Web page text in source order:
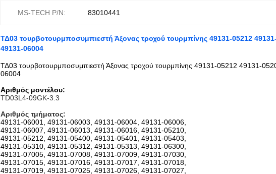
MS-TECH P/N: 83010441
ΤΔ03 τουρβοτουρμποσυμπιεστή Άξονας τροχού τουρμπίνης 49131-05212
49131-06004
ΤΔ03 τουρβοτουρμποσυμπιεστή Άξονας τροχού τουρμπίνης 49131-05212 49131-
06004
Αριθμός μοντέλου:
TD03L4-09GK-3.3
Αριθμός τμήματος:
49131-06001, 49131-06003, 49131-06004, 49131-06006,
49131-06007, 49131-06013, 49131-06016, 49131-05210,
49131-05212, 49131-05400, 49131-05401, 49131-05403,
49131-05310, 49131-05312, 49131-05313, 49131-06300,
49131-07005, 49131-07008, 49131-07009, 49131-07030,
49131-07015, 49131-07016, 49131-07017, 49131-07018,
49131-07019, 49131-07025, 49131-07026, 49131-07027,